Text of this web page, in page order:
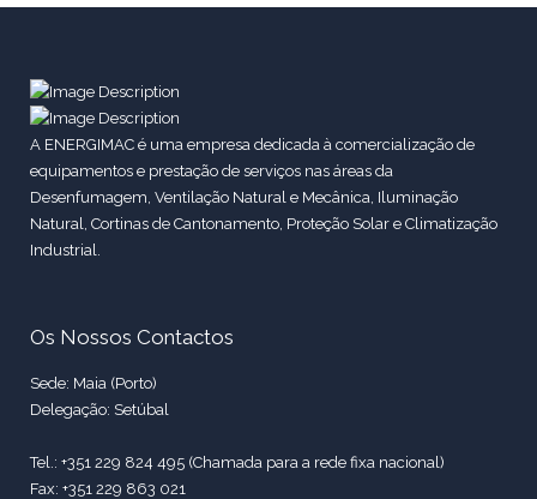
A ENERGIMAC é uma empresa dedicada à comercialização de
equipamentos e prestação de serviços nas áreas da
Desenfumagem, Ventilação Natural e Mecânica, Iluminação
Natural, Cortinas de Cantonamento, Proteção Solar e Climatização
Industrial.
Os Nossos Contactos
Sede: Maia (Porto)
Delegação: Setúbal
Tel.: +351 229 824 495 (Chamada para a rede fixa nacional)
Fax: +351 229 863 021